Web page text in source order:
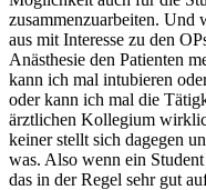
zusammenzuarbeiten. Und
aus mit Interesse zu den
Anästhesie den Patienten
kann ich mal intubieren
oder kann ich mal die
ärztlichen Kollegium
keiner stellt sich dagegen
was. Also wenn ein
das in der Regel sehr gut